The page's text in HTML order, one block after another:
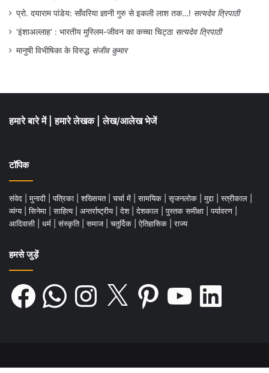
प्रो. दयाराम पांडेय: साँवरिया ज्ञानी गुरु से इकली लाश तक…! सत्यदेव त्रिपाठी
‘इंशाअल्लाह’ : भारतीय मुस्लिम-जीवन का कच्चा चिट्ठा सत्यदेव त्रिपाठी
मानुषी विभीषिका के विरुद्ध संजीव कुमार
हमारे बारे में हमारे लेखक लेख/आलेख भेजें
टॉपिक
संवेद मुनादी पत्रिका शख्सियत चर्चा में सामयिक सृजनलोक मुद्दा स्त्रीकाल
व्यंग्य
सिनेमा साहित्य अन्तर्राष्ट्रीय देश देशकाल पुस्तक समीक्षा पर्यावरण
आदिवासी
धर्म संस्कृति समाज चतुर्दिक ऐतिहासिक राज्य
हमसे जुड़ें
Facebook WhatsAppInstagram Pinterest LinkedIn